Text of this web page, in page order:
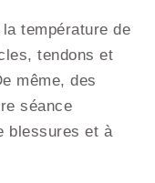
température de
tendons et
même, des
séance
blessures et à